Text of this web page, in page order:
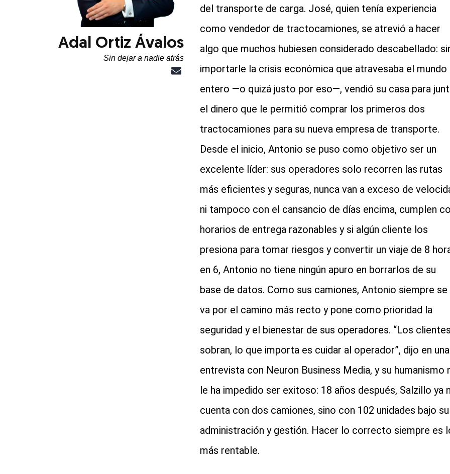
Adal Ortiz Ávalos
Sin dejar a nadie atrás
del transporte de carga. José, quien tenía experiencia
como vendedor de tractocamiones, se atrevió a hacer
algo que muchos hubiesen considerado descabellado:
importarle la crisis económica que atravesaba el mundo
entero —o quizá justo por eso—, vendió su casa para
el dinero que le permitió comprar los primeros dos
tractocamiones para su nueva empresa de transporte.
Desde el inicio, Antonio se puso como objetivo ser un
excelente líder: sus operadores solo recorren las rutas
más eficientes y seguras, nunca van a exceso de
ni tampoco con el cansancio de días encima, cumplen
horarios de entrega razonables y si algún cliente los
presiona para tomar riesgos y convertir un viaje de 8
en 6, Antonio no tiene ningún apuro en borrarlos de su
base de datos. Como sus camiones, Antonio siempre se
va por el camino más recto y pone como prioridad la
seguridad y el bienestar de sus operadores. “Los
sobran, lo que importa es cuidar al operador”, dijo en una
entrevista con Neuron Business Media, y su humanismo
le ha impedido ser exitoso: 18 años después, Salzillo ya
cuenta con dos camiones, sino con 102 unidades bajo su
administración y gestión. Hacer lo correcto siempre es
más rentable.